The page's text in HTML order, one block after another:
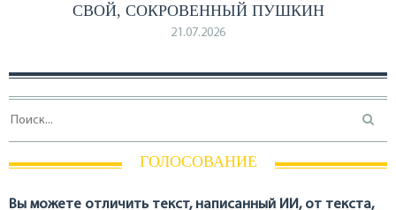
СВОЙ, СОКРОВЕННЫЙ ПУШКИН
21.07.2026
ГОЛОСОВАНИЕ
Вы можете отличить текст, написанный ИИ, от текста,